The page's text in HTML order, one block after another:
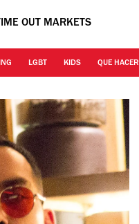
OUT MARKETS
LGBT KIDS QUE HACER